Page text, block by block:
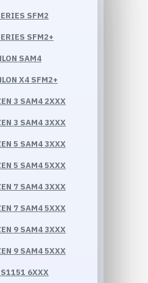
SFM2
SFM2+
SAM4
X4 SFM2+
3 SAM4 2XXX
3 SAM4 3XXX
5 SAM4 3XXX
5 SAM4 5XXX
7 SAM4 3XXX
7 SAM4 5XXX
9 SAM4 3XXX
9 SAM4 5XXX
6XXX